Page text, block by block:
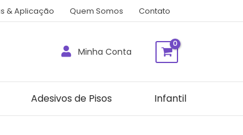
& Aplicação Quem Somos Contato
Minha Conta
Adesivos de Pisos Infantil